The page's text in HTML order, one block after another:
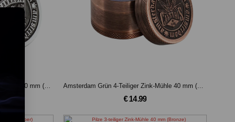
Amsterdam Grün 4-Teiliger Zink-Mühle 40 mm (Silber) Amsterdam Grün 4-Teiliger Zink-Mühle 40 mm (Bronze)
€ 14.99